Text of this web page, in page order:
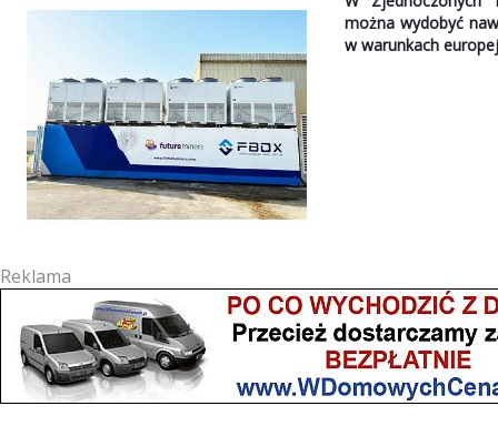
można wydobyć
w warunkach
Reklama